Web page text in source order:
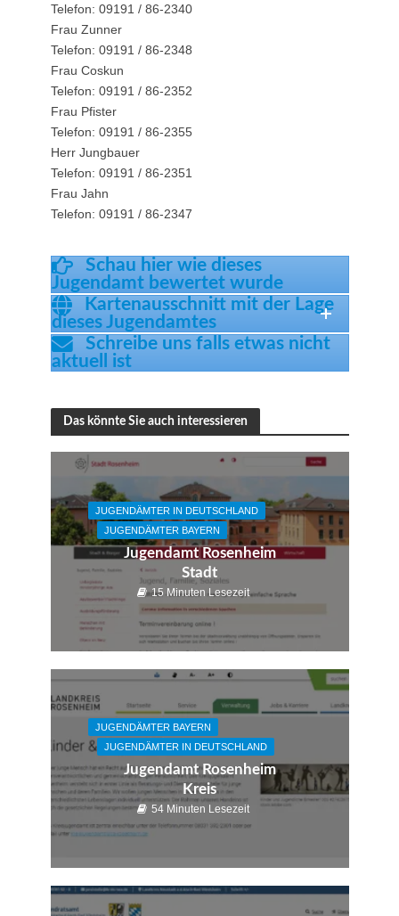
Telefon: 09191 / 86-2340
Frau Zunner
Telefon: 09191 / 86-2348
Frau Coskun
Telefon: 09191 / 86-2352
Frau Pfister
Telefon: 09191 / 86-2355
Herr Jungbauer
Telefon: 09191 / 86-2351
Frau Jahn
Telefon: 09191 / 86-2347
Schau hier wie dieses
Jugendamt bewertet wurde
Kartenausschnitt mit der Lage
dieses Jugendamtes
Schreibe uns falls etwas nicht
aktuell ist
Das könnte Sie auch interessieren
JUGENDÄMTER IN DEUTSCHLAND
JUGENDÄMTER BAYERN
Jugendamt Rosenheim
Stadt
15 Minuten Lesezeit
JUGENDÄMTER BAYERN
JUGENDÄMTER IN DEUTSCHLAND
Jugendamt Rosenheim
Kreis
54 Minuten Lesezeit